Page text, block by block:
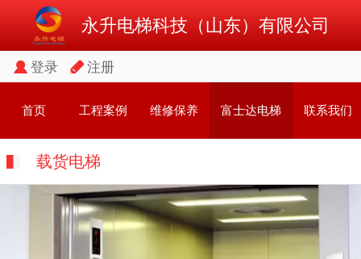
永升电梯科技（山东）有限公司
登录 注册
首页 工程案例 维修保养 富士达电梯 联系我们
载货电梯